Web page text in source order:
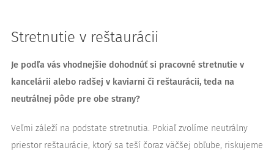
Stretnutie v reštaurácii
Je podľa vás vhodnejšie dohodnúť si pracovné stretnutie v
kancelárii alebo radšej v kaviarni či reštaurácii, teda na
neutrálnej pôde pre obe strany?
Veľmi záleží na podstate stretnutia. Pokiaľ zvolíme neutrálny
priestor reštaurácie, ktorý sa teší čoraz väčšej obľube, riskujeme